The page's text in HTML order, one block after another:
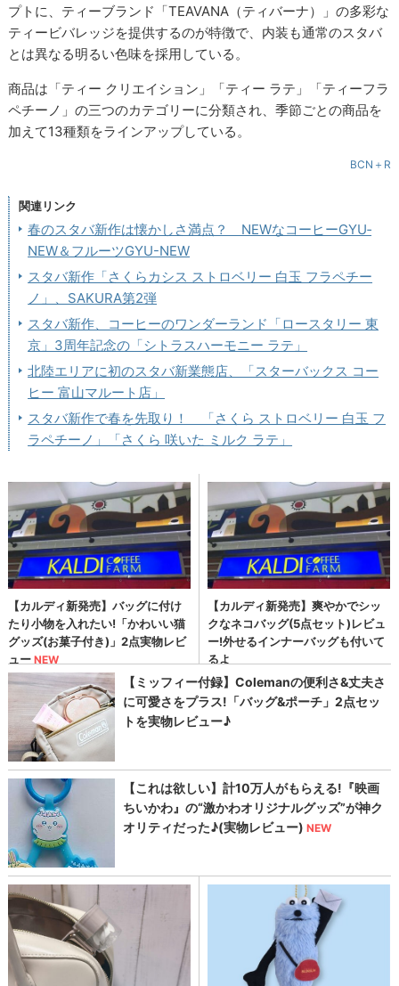
プトに、ティーブランド「TEAVANA（ティバーナ）」の多彩な
ティービバレッジを提供するのが特徴で、内装も通常のスタバ
とは異なる明るい色味を採用している。
商品は「ティー クリエイション」「ティー ラテ」「ティーフラ
ペチーノ」の三つのカテゴリーに分類され、季節ごとの商品を
加えて13種類をラインアップしている。
BCN＋R
関連リンク
春のスタバ新作は懐かしさ満点？ NEWなコーヒーGYU‐
NEW＆フルーツGYU-NEW
スタバ新作「さくらカシス ストロベリー 白玉 フラペチー
ノ」、SAKURA第2弾
スタバ新作、コーヒーのワンダーランド「ロースタリー 東
京」3周年記念の「シトラスハーモニー ラテ」
北陸エリアに初のスタバ新業態店、「スターバックス コー
ヒー 富山マルート店」
スタバ新作で春を先取り！ 「さくら ストロベリー 白玉 フ
ラペチーノ」「さくら 咲いた ミルク ラテ」